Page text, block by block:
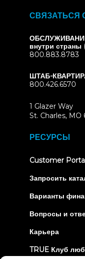
СВЯЗАТЬСЯ
внутри
800.883.8783
ШТАБ-
800.426.6570
1 Glazer Way
St. Charles, MO
РЕСУРСЫ
Customer
Запросить
Варианты
Вопросы и
Карьера
TRUE Клуб